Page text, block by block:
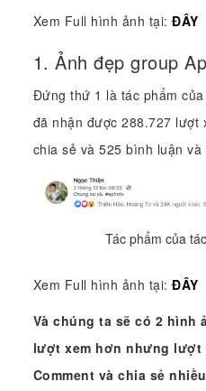
Xem Full hình ảnh tại:ĐÂY
1. Ảnh đẹp group
Đứng thứ 1 là tác phẩm
đã nhận được 288.727 lượt
chia sẻ và 525 bình luận
Tác phẩm của
Xem Full hình ảnh tại:ĐÂY
Và chúng ta sẽ có 2 hình
lượt xem hơn nhưng
Comment và chia sẻ